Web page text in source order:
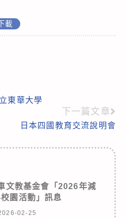
下載
東華大學
下一篇文章
日本四國教育交流說明會
文教基金會「2026年減
園活動」訊息
02-25